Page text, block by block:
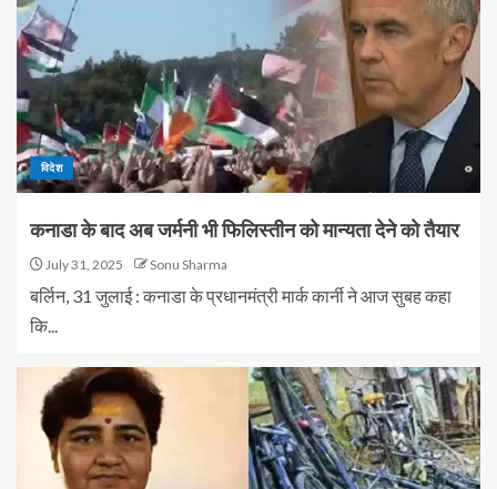
विदेश
कनाडा के बाद अब जर्मनी भी फिलिस्तीन को मान्यता देने को तैयार
July 31, 2025 Sonu Sharma
बर्लिन, 31 जुलाई : कनाडा के प्रधानमंत्री मार्क कार्नी ने आज सुबह कहा
कि...